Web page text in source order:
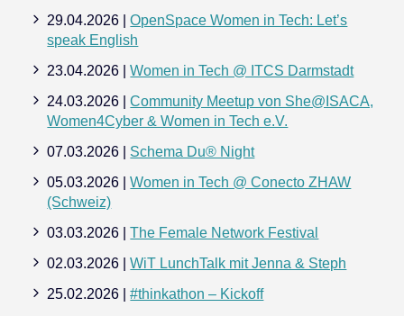
29.04.2026 |OpenSpace Women in Tech: Let’s
speak English
23.04.2026 |Women in Tech @ ITCS Darmstadt
24.03.2026 |Community Meetup von She@ISACA,
Women4Cyber & Women in Tech e.V.
07.03.2026 | Schema Du® Night
05.03.2026 |Women in Tech @ Conecto ZHAW
(Schweiz)
03.03.2026 |The Female Network Festival
02.03.2026 |WiT LunchTalk mit Jenna & Steph
25.02.2026 |#thinkathon – Kickoff